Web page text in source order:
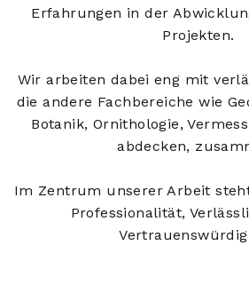
Erfahrungen in der
Projekten.
Wir arbeiten dabei eng mit
die andere Fachbereiche wie
Botanik, Ornithologie,
abdecken,
Im Zentrum unserer Arbeit
Professionalität,